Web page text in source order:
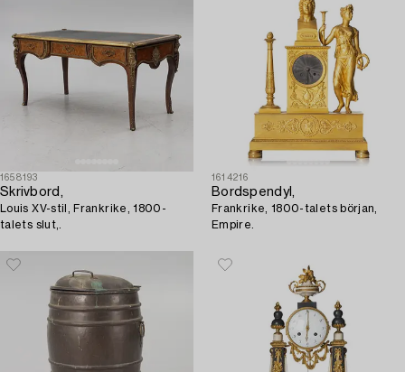
1658193
Skrivbord,
Louis XV-stil, Frankrike, 1800-
talets slut,.
1614216
Bordspendyl,
Frankrike, 1800-talets början,
Empire.